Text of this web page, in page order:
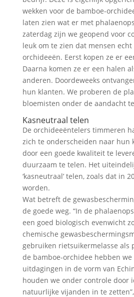
wekken voor de bamboe-
laten zien wat er met
zaterdag zijn we geopend voor
leuk om te zien dat mensen
orchideeën. Eerst kopen ze er
Daarna komen ze er een halen
anderen. Doordeweeks
hun klanten. We proberen de
bloemisten onder de aandacht
Kasneutraal telen
De orchideeëntelers timmeren
zich te onderscheiden naar hun
door een goede kwaliteit te
duurzaam te telen. Het
‘kasneutraal’ telen, zoals dat in
worden.
Wat betreft de
de goede weg. “In de
een goed biologisch evenwicht
chemische
gebruiken rietsuikermelasse als
de bamboe-orchidee hebben we
uitdagingen in de vorm van
houden we onder controle door
natuurlijke vijanden in te